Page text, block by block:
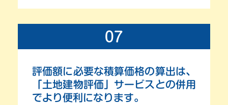
07
評価額に必要な積算価格の算出は、
「土地建物評価」サービスとの併用
でより便利になります。